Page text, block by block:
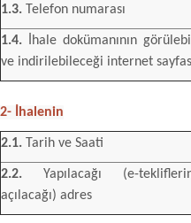
1.3. Telefon numarası
1.4. İhale dokümanının
ve indirilebileceği internet
2- İhalenin
2.1. Tarih ve Saati
2.2. Yapılacağı (e-
açılacağı) adres